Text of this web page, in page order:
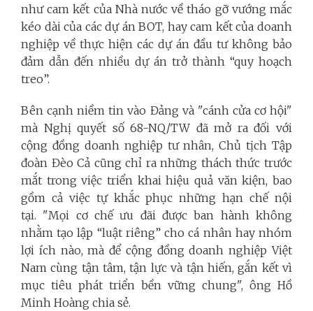
như cam kết của Nhà nước về tháo gỡ vướng mắc
kéo dài của các dự án BOT, hay cam kết của doanh
nghiệp về thực hiện các dự án đầu tư không bảo
đảm dẫn đến nhiều dự án trở thành “quy hoạch
treo”.
Bên cạnh niềm tin vào Đảng và "cánh cửa cơ hội"
mà Nghị quyết số 68-NQ/TW đã mở ra đối với
cộng đồng doanh nghiệp tư nhân, Chủ tịch Tập
đoàn Đèo Cả cũng chỉ ra những thách thức trước
mắt trong việc triển khai hiệu quả văn kiện, bao
gồm cả việc tự khắc phục những hạn chế nội
tại. "Mọi cơ chế ưu đãi được ban hành không
nhằm tạo lập “luật riêng” cho cá nhân hay nhóm
lợi ích nào, mà để cộng đồng doanh nghiệp Việt
Nam cùng tận tâm, tận lực và tận hiến, gắn kết vì
mục tiêu phát triển bền vững chung", ông Hồ
Minh Hoàng chia sẻ.